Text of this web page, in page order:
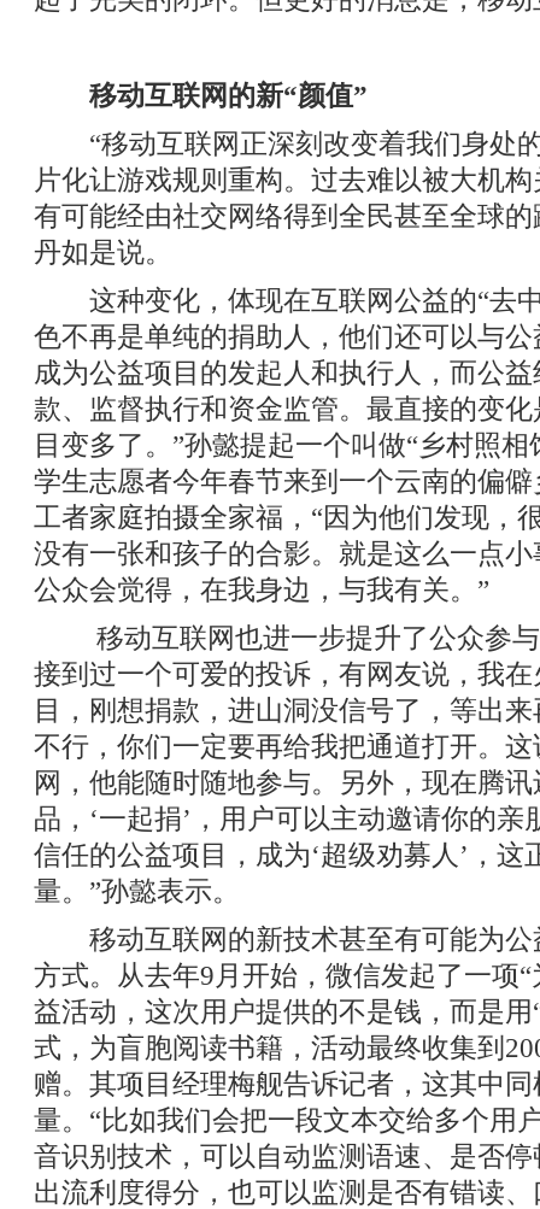
移动互联网的新“颜值”
“移动互联网正深刻改变着我们身处
片化让游戏规则重构。过去难以被大机
有可能经由社交网络得到全民甚至全球
丹如是说。
这种变化，体现在互联网公益的“去中
色不再是单纯的捐助人，他们还可以与
成为公益项目的发起人和执行人，而公
款、监督执行和资金监管。最直接的变化
目变多了。”孙懿提起一个叫做“乡村照
学生志愿者今年春节来到一个云南的偏
工者家庭拍摄全家福，“因为他们发现，
没有一张和孩子的合影。就是这么一点
公众会觉得，在我身边，与我有关。”
移动互联网也进一步提升了公众参与
接到过一个可爱的投诉，有网友说，我
目，刚想捐款，进山洞没信号了，等出
不行，你们一定要再给我把通道打开。
网，他能随时随地参与。另外，现在腾
品，‘一起捐’，用户可以主动邀请你的亲
信任的公益项目，成为‘超级劝募人’，这
量。”孙懿表示。
移动互联网的新技术甚至有可能为公
方式。从去年9月开始，微信发起了一项
益活动，这次用户提供的不是钱，而是用
式，为盲胞阅读书籍，活动最终收集到
赠。其项目经理梅舰告诉记者，这其中
量。“比如我们会把一段文本交给多个用
音识别技术，可以自动监测语速、是否
出流利度得分，也可以监测是否有错读